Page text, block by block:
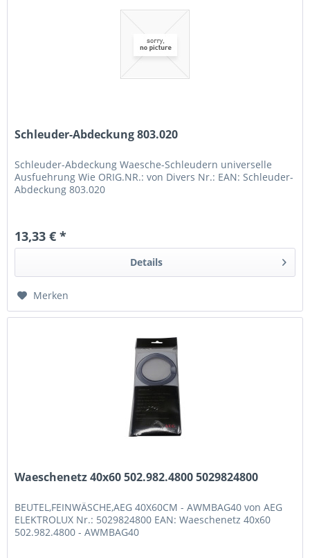
Schleuder-Abdeckung 803.020
Schleuder-Abdeckung Waesche-Schleudern universelle
Ausfuehrung Wie ORIG.NR.: von Divers Nr.: EAN: Schleuder-
Abdeckung 803.020
13,33 € *
Details
Merken
Waeschenetz 40x60 502.982.4800 5029824800
BEUTEL,FEINWÄSCHE,AEG 40X60CM - AWMBAG40 von AEG
ELEKTROLUX Nr.: 5029824800 EAN: Waeschenetz 40x60
502.982.4800 - AWMBAG40